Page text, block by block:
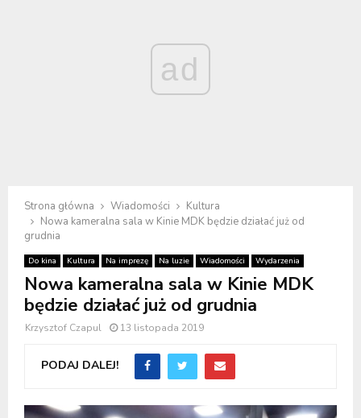
ad
Strona główna Wiadomości
Kultura
Nowa kameralna sala w Kinie MDK będzie działać już od
grudnia
Do kina Kultura Na imprezę Na luzie Wiadomości Wydarzenia
Nowa kameralna sala w Kinie MDK
będzie działać już od grudnia
Krzysztof Czapul 13 listopada 2019
PODAJ DALEJ!